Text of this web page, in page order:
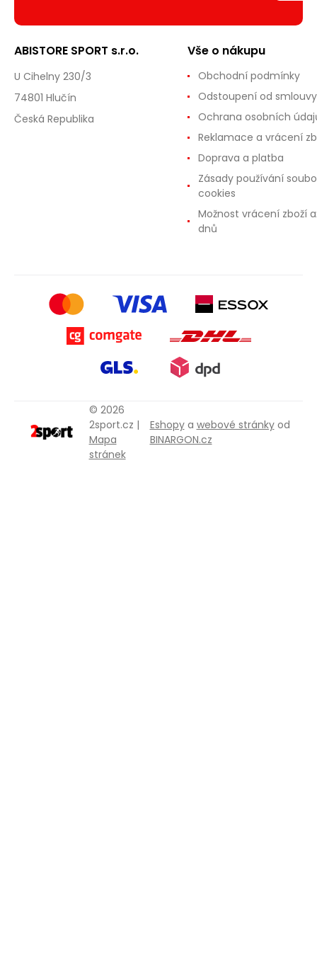
ABISTORE SPORT s.r.o.
U Cihelny 230/3
74801 Hlučín
Česká Republika
Vše o nákupu
Obchodní podmínky
Odstoupení od smlouvy
Ochrana osobních
Reklamace a vrácení
Doprava a platba
Zásady používání
cookies
Možnost vrácení zboží
dnů
© 2026
2sport.cz |
Mapa
stránek
Eshopya webové stránkyod
BINARGON.cz